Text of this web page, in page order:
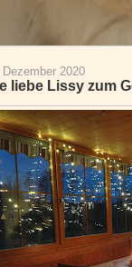
2020
liebe Lissy zum